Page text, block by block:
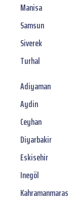
Manisa
Samsun
Siverek
Turhal
Adiyaman
Aydin
Ceyhan
Diyarbakir
Eskisehir
Inegöl
Kahramanmaras